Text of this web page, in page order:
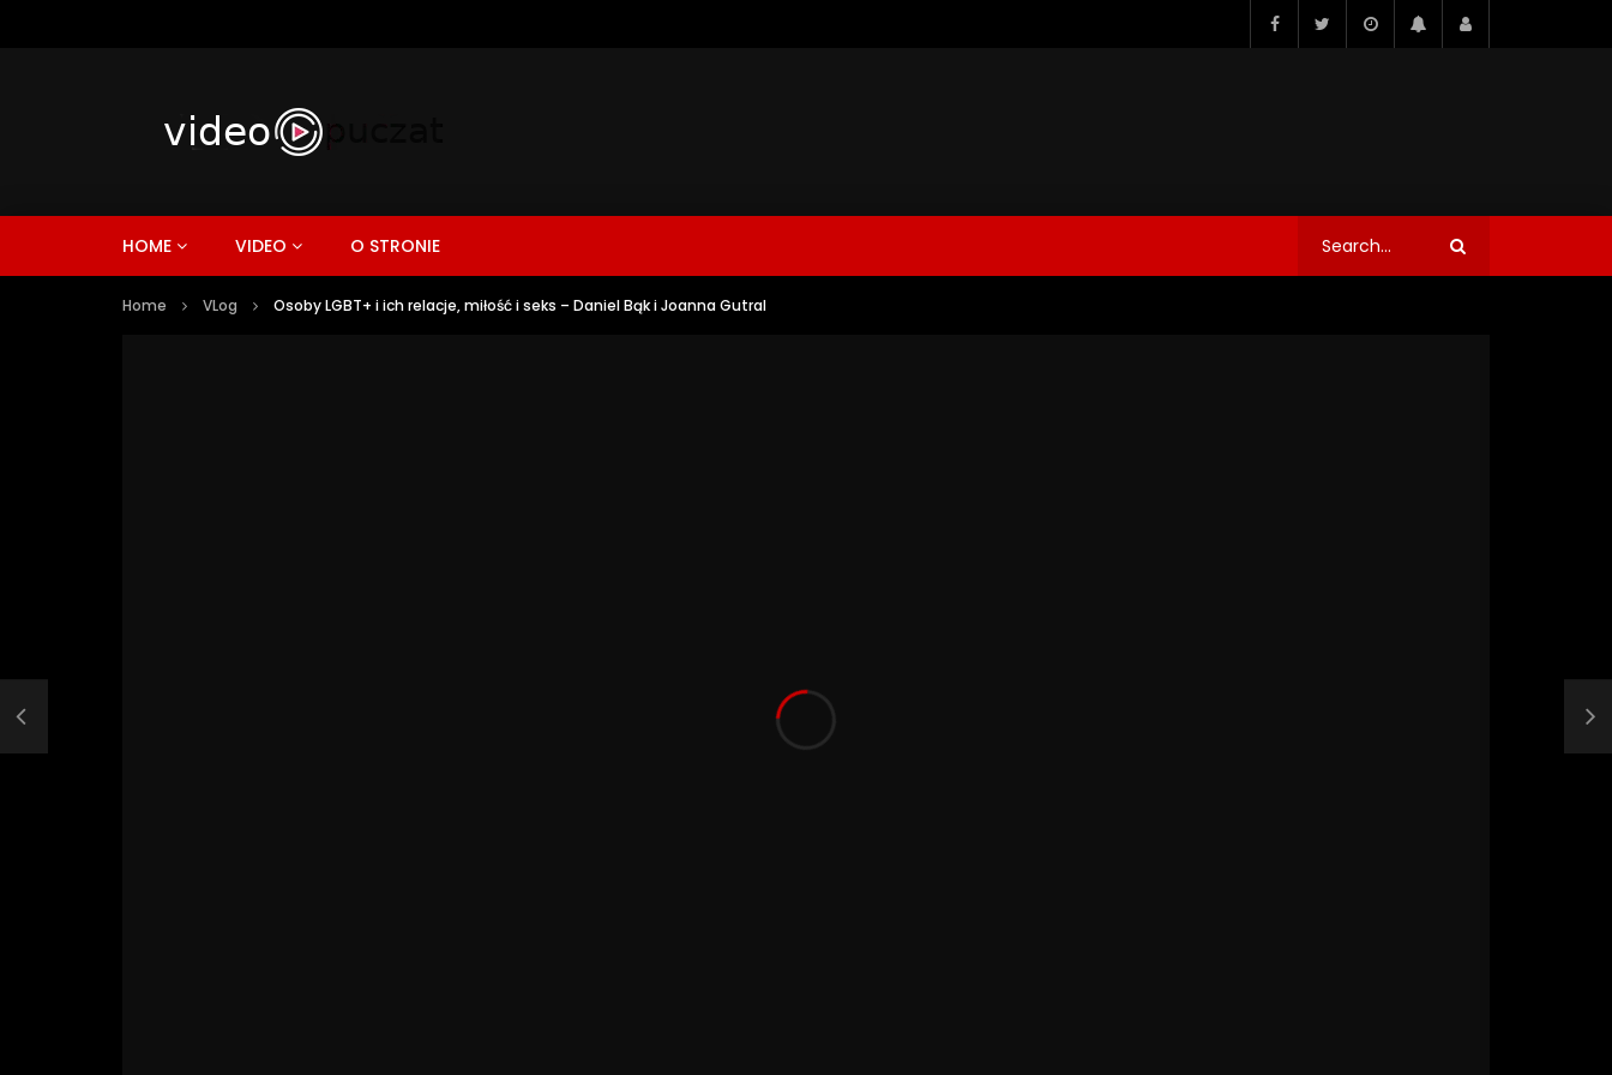
HOME VIDEO O STRONIE
Home VLog Osoby LGBT+ i ich relacje, miłość i seks – Daniel Bąk i Joanna Gutral